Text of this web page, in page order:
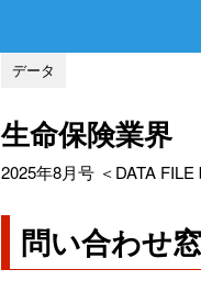
データ
生命保険業界
2025年8月号 ＜DATA FILE
問い合わせ